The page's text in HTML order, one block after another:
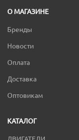
О МАГАЗИНЕ
Бренды
Новости
Оплата
Доставка
Оптовикам
КАТАЛОГ